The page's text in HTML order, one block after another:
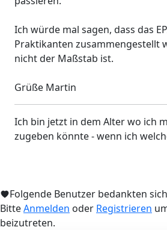
Ich würde mal sagen, dass das
Praktikanten zusammengestellt
nicht der Maßstab ist.
Grüße Martin
Ich bin jetzt in dem Alter wo ich
zugeben könnte - wenn ich
Folgende Benutzer bedankten
BitteAnmelden oder Registrieren
beizutreten.